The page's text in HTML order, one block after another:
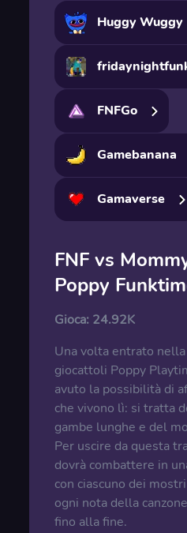
Huggy Wuggy
FNFGo
Gamebanana
Gamaverse
FNF vs
Poppy
Gioca: 24.92K
Una volta entrato
giocattoli Poppy
avuto la possibilità di
che vivono lì: si tratta
gambe lunghe e del
Per uscire da questa
dovrà combattere in
con ciascuno dei
ogni nota della
fino alla fine.